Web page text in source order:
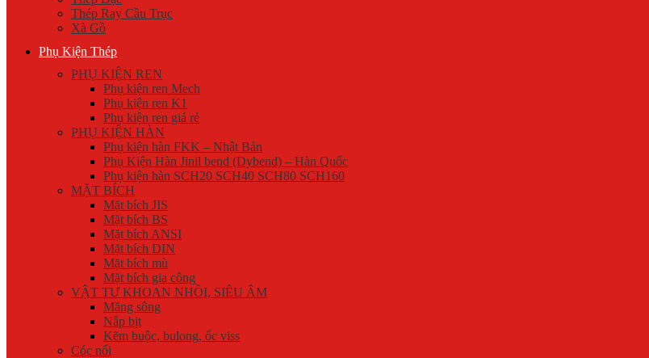
Thép Ray Cầu Trục
Xà Gồ
Phụ Kiện Thép
PHỤ KIỆN REN
Phụ kiện ren Mech
Phụ kiện ren K1
Phụ kiện ren giá rẻ
PHỤ KIỆN HÀN
Phụ kiện hàn FKK – Nhật Bản
Phụ Kiện Hàn Jinil bend (Dybend) – Hàn Quốc
Phụ kiện hàn SCH20 SCH40 SCH80 SCH160
MẶT BÍCH
Mặt bích JIS
Mặt bích BS
Mặt bích ANSI
Mặt bích DIN
Mặt bích mù
Mặt bích gia công
VẬT TƯ KHOAN NHỒI, SIÊU ÂM
Măng sông
Nắp bịt
Kẽm buộc, bulong, ốc viss
Cóc nối